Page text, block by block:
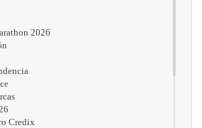
2026
Credix